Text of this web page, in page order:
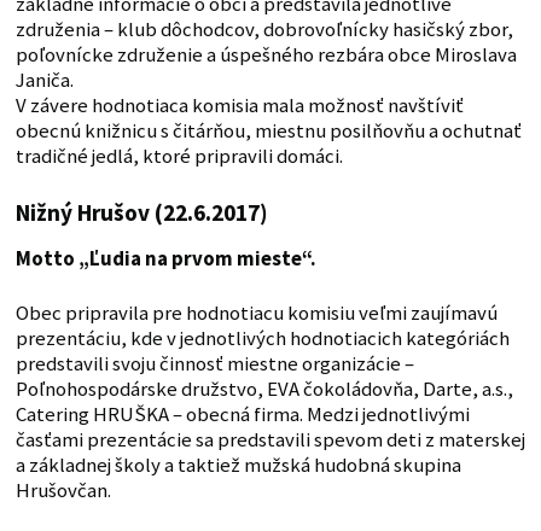
združenia – klub dôchodcov, dobrovoľnícky hasičský zbor,
poľovnícke združenie a úspešného rezbára obce Miroslava
Janiča.
V závere hodnotiaca komisia mala možnosť navštíviť
obecnú knižnicu s čitárňou, miestnu posilňovňu a ochutnať
tradičné jedlá, ktoré pripravili domáci.
Nižný Hrušov (22.6.2017)
Motto „Ľudia na prvom mieste“.
Obec pripravila pre hodnotiacu komisiu veľmi zaujímavú
prezentáciu, kde v jednotlivých hodnotiacich kategóriách
predstavili svoju činnosť miestne organizácie –
Poľnohospodárske družstvo, EVA čokoládovňa, Darte, a.s.,
Catering HRUŠKA – obecná firma. Medzi jednotlivými
časťami prezentácie sa predstavili spevom deti z materskej
a základnej školy a taktiež mužská hudobná skupina
Hrušovčan.